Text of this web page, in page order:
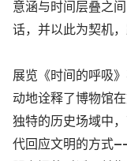
意涵与时间层叠之
话，并以此为契机
展览《时间的呼吸
动地诠释了博物馆
独特的历史场域中
代回应文明的方式